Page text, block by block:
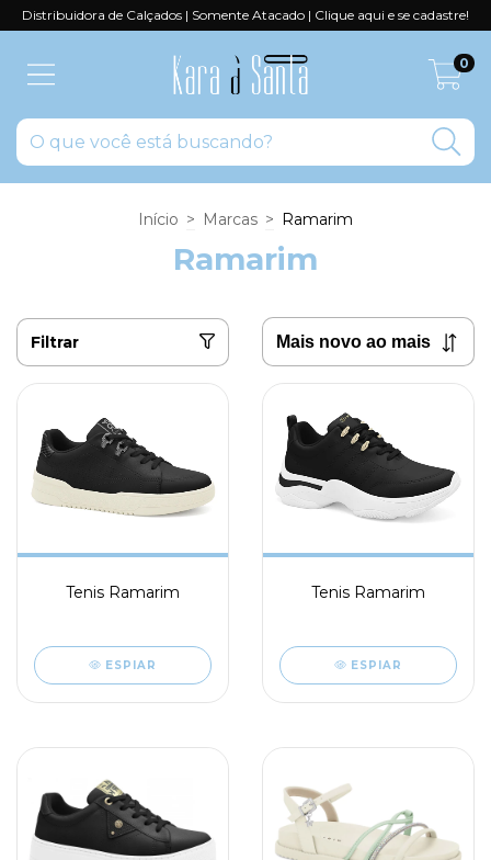
Distribuidora de Calçados | Somente Atacado | Clique aqui e se cadastre!
0
Início > Marcas > Ramarim
Ramarim
Filtrar
Tenis Ramarim
ESPIAR
Tenis Ramarim
ESPIAR